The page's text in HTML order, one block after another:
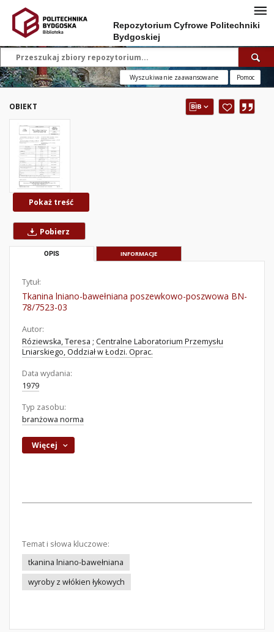
Repozytorium Cyfrowe Politechniki
Bydgoskiej
Wyszukiwanie zaawansowane Pomoc
OBIEKT
Pokaż treść
Pobierz
OPIS INFORMACJE
Tytuł:
Tkanina lniano-bawełniana poszewkowo-poszwowa BN-
78/7523-03
Autor:
Róziewska, Teresa ; Centralne Laboratorium Przemysłu
Lniarskiego, Oddział w Łodzi. Oprac.
Data wydania:
1979
Typ zasobu:
branżowa norma
Więcej
Temat i słowa kluczowe:
tkanina lniano-bawełniana
wyroby z włókien łykowych